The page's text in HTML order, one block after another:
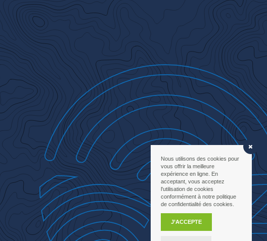
Nous utilisons des cookies pour
vous offrir la meilleure
expérience en ligne. En
acceptant, vous acceptez
l'utilisation de cookies
conformément à notre politique
de confidentialité des cookies.
J’ACCEPTE